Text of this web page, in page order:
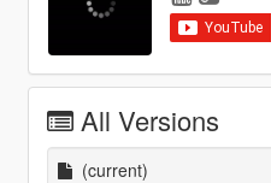
All Versions
(current)